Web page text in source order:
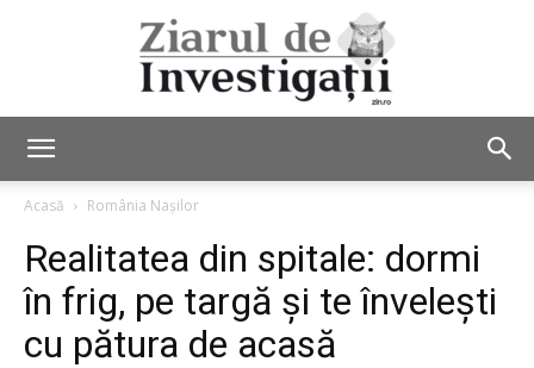
de
Acasă România Nașilor
Realitatea din spitale: dormi
în frig, pe targă și te învelești
cu pătura de acasă